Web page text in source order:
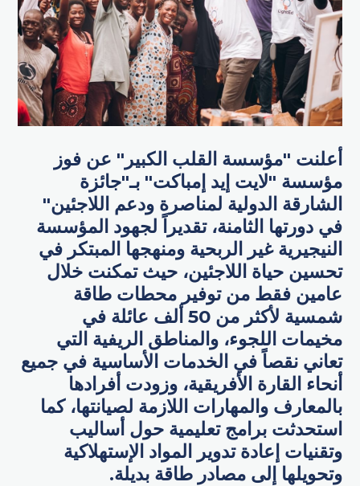
أعلنت "مؤسسة القلب الكبير" عن فوز
مؤسسة "لايت إيد إمباكت" بـ"جائزة
الشارقة الدولية لمناصرة ودعم اللاجئين"
في دورتها الثامنة، تقديراً لجهود المؤسسة
النيجيرية غير الربحية ومنهجها المبتكر في
تحسين حياة اللاجئين، حيث تمكنت خلال
عامين فقط من توفير محطات طاقة
شمسية لأكثر من 50 ألف عائلة في
مخيمات اللجوء، والمناطق الريفية التي
تعاني نقصاً في الخدمات الأساسية في جميع
أنحاء القارة الأفريقية، وزودت أفرادها
بالمعارف والمهارات اللازمة لصيانتها، كما
استحدثت برامج تعليمية حول أساليب
وتقنيات إعادة تدوير المواد الإستهلاكية
وتحويلها إلى مصادر طاقة بديلة.